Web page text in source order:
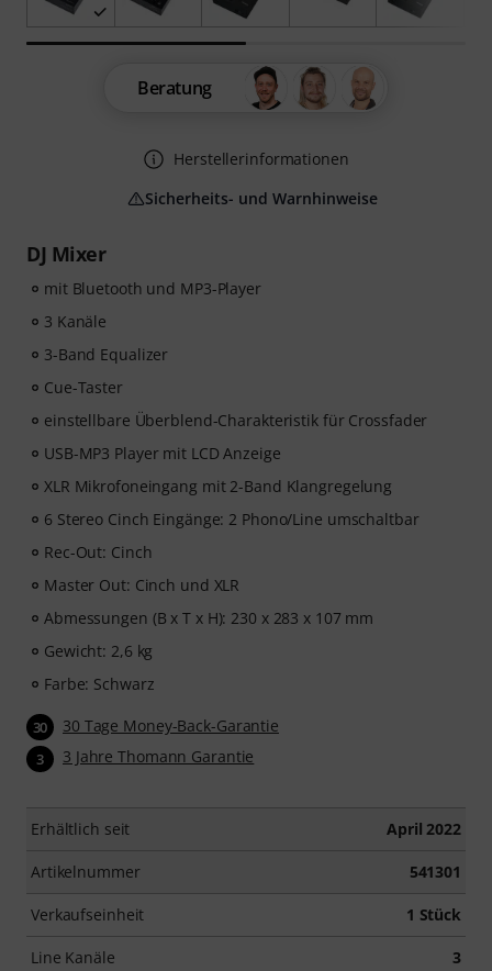
DJ Mixer
mit Bluetooth und MP3-Player
3 Kanäle
3-Band Equalizer
Cue-Taster
einstellbare Überblend-Charakteristik für Crossfader
USB-MP3 Player mit LCD Anzeige
XLR Mikrofoneingang mit 2-Band Klangregelung
6 Stereo Cinch Eingänge: 2 Phono/Line umschaltbar
Rec-Out: Cinch
Master Out: Cinch und XLR
Abmessungen (B x T x H): 230 x 283 x 107 mm
Gewicht: 2,6 kg
Farbe: Schwarz
30 30 Tage Money-Back-Garantie
3 3 Jahre Thomann Garantie
Erhältlich seit April 2022
Artikelnummer 541301
Verkaufseinheit 1 Stück
Line Kanäle 3
Beratung
Herstellerinformationen
Sicherheits- und Warnhinweise